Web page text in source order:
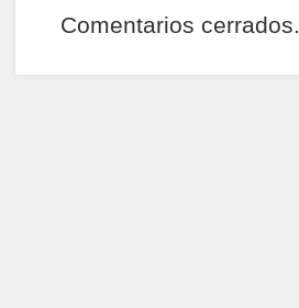
Comentarios cerrados.